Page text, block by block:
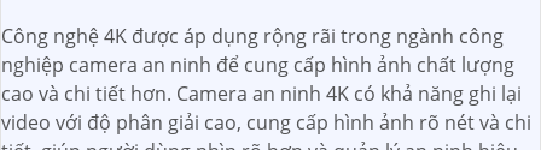
Công nghệ 4K được áp dụng rộng rãi trong ngành công
nghiệp camera an ninh để cung cấp hình ảnh chất lượng
cao và chi tiết hơn. Camera an ninh 4K có khả năng ghi lại
video với độ phân giải cao, cung cấp hình ảnh rõ nét và chi